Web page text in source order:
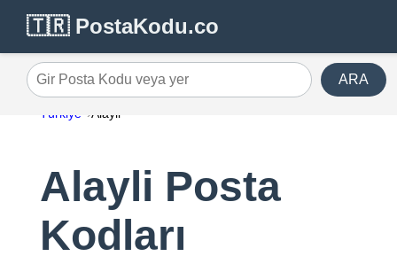
🇹🇷 PostaKodu.co
Gir Posta Kodu veya yer ARA
Türkiye Alayli
Alayli Posta
Kodları